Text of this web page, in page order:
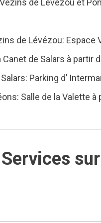
de Lévézou et
de Lévézou:
Canet de Salars à partir
Parking d’
Salle de la Valette à